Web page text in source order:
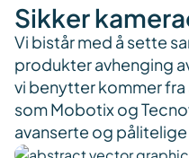
Sikker
Vi bistår med å sette
produkter avhenging
vi benytter kommer
som Mobotix og
avanserte og